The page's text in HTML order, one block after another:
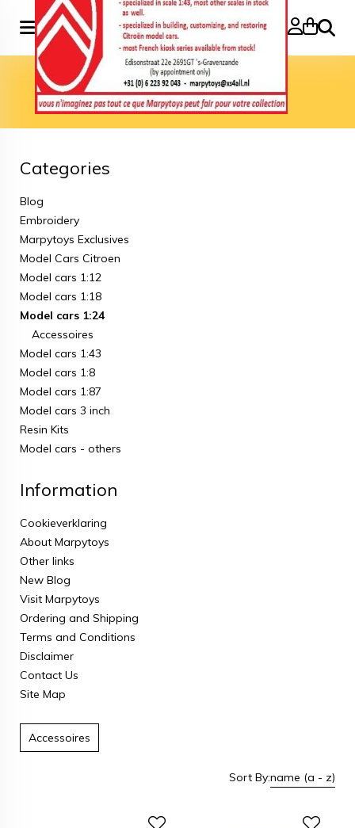
Search
Home» Model cars 1:24
Model cars 1:24
Categories
Blog
Embroidery
Marpytoys Exclusives
Model Cars Citroen
Model cars 1:12
Model cars 1:18
Model cars 1:24
Accessoires
Model cars 1:43
Model cars 1:8
Model cars 1:87
Model cars 3 inch
Resin Kits
Model cars - others
Information
Cookieverklaring
About Marpytoys
Other links
New Blog
Visit Marpytoys
Ordering and Shipping
Terms and Conditions
Disclaimer
Contact Us
Site Map
Accessoires
Sort By:name (a - z)